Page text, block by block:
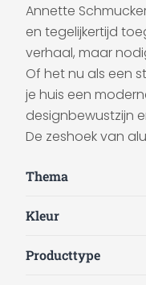
Annette
en tegelijkertijd
verhaal, maar
Of het nu als een
je huis een
designbewustzijn
De zeshoek van
Thema
Kleur
Producttype